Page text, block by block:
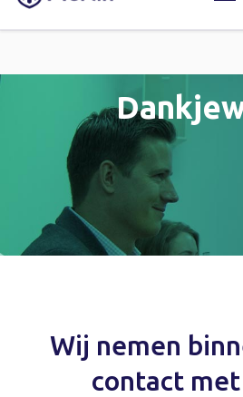
Wij nemen
contact